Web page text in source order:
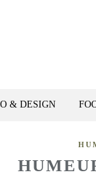
& DESIGN